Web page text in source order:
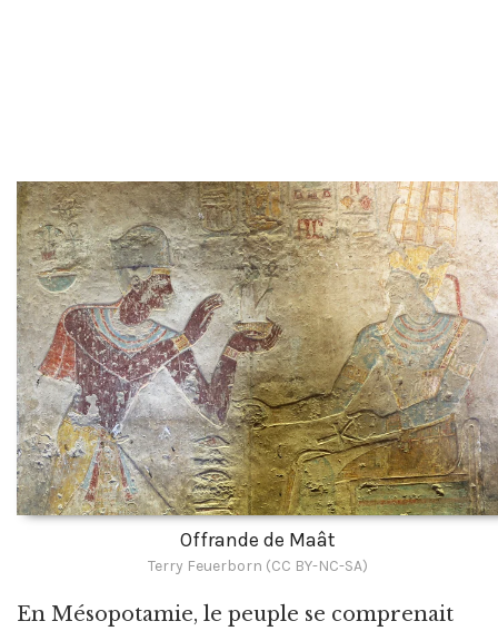
Offrande de Maât
Terry Feuerborn (CC BY-NC-SA)
En Mésopotamie, le peuple se comprenait